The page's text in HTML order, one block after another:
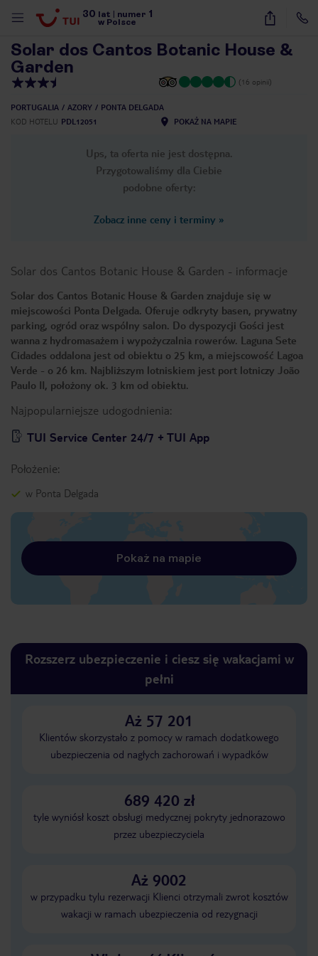
30 lat numer 1
w Polsce
22
Solar dos Cantos Botanic House &
Garden
(16 opinii)
PORTUGALIA AZORY
PONTA DELGADA
KOD HOTELU PDL12051 POKAŻ NA MAPIE
Ups, ta oferta nie jest dostępna.
Przygotowaliśmy dla Ciebie
podobne oferty:
Zobacz inne ceny i terminy »
Solar dos Cantos Botanic House & Garden - informacje
Solar dos Cantos Botanic House & Garden znajduje się w
miejscowości Ponta Delgada. Oferuje odkryty basen, prywatny
parking, ogród oraz wspólny salon. Do dyspozycji Gości jest
wanna z hydromasażem i wypożyczalnia rowerów. Laguna Sete
Cidades oddalona jest od obiektu o 25 km, a miejscowość Lagoa
Verde - o 26 km. Najbliższym lotniskiem jest port lotniczy João
Paulo II, położony ok. 3 km od obiektu.
Najpopularniejsze udogodnienia:
TUI Service Center 24/7 + TUI App
Położenie:
w Ponta Delgada
Pokaż na mapie
Rozszerz ubezpieczenie i ciesz się wakacjami w
pełni
Aż 57 201
Klientów skorzystało z pomocy w ramach dodatkowego
ubezpieczenia od nagłych zachorowań i wypadków
689 420 zł
tyle wyniósł koszt obsługi medycznej pokryty jednorazowo
przez ubezpieczyciela
Aż 9002
w przypadku tylu rezerwacji Klienci otrzymali zwrot kosztów
wakacji w ramach ubezpieczenia od rezygnacji